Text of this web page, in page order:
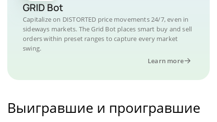
GRID Bot
Capitalize on DISTORTED price movements 24/7, even in
sideways markets. The Grid Bot places smart buy and sell
orders within preset ranges to capture every market
swing.
Learn more
Выигравшие и проигравшие